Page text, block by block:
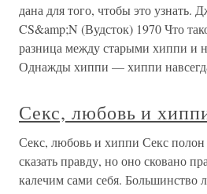
дана для того, чтобы это узнать.
CS&amp;N (Вудсток) 1970 Что
разница между старыми хиппи и
Однажды хиппи — хиппи
Секс, любовь и
Секс, любовь и хиппи Секс
сказать правду, но оно сковано
калечим сами себя. Большинство